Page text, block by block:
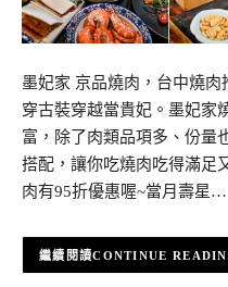
墨妃家 京品燒肉，台中燒
穿古裝穿越當貴妃。墨妃家
富，除了肉類品項多、份量
搭配，讓你吃燒肉吃得滿足
肉有95折優惠喔~當月壽星…
CONTINUE